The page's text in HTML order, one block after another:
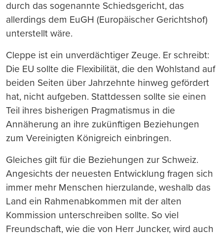
durch das sogenannte Schiedsgericht, das
allerdings dem EuGH (Europäischer Gerichtshof)
unterstellt wäre.
Cleppe ist ein unverdächtiger Zeuge. Er schreibt:
Die EU sollte die Flexibilität, die den Wohlstand auf
beiden Seiten über Jahrzehnte hinweg gefördert
hat, nicht aufgeben. Stattdessen sollte sie einen
Teil ihres bisherigen Pragmatismus in die
Annäherung an ihre zukünftigen Beziehungen
zum Vereinigten Königreich einbringen.
Gleiches gilt für die Beziehungen zur Schweiz.
Angesichts der neuesten Entwicklung fragen sich
immer mehr Menschen hierzulande, weshalb das
Land ein Rahmenabkommen mit der alten
Kommission unterschreiben sollte. So viel
Freundschaft, wie die von Herr Juncker, wird auch